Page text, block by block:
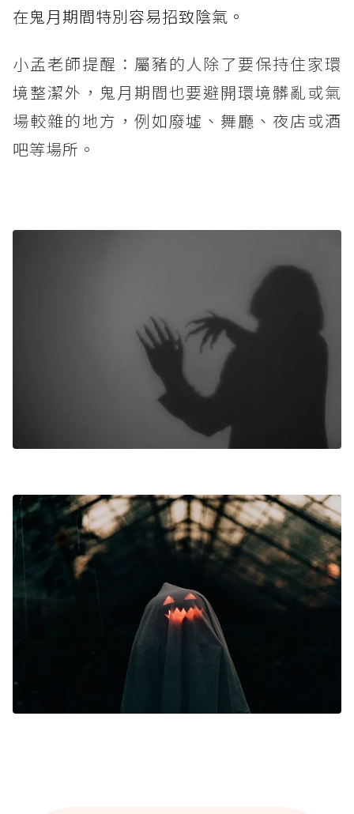
在鬼月期間特別容易招致陰氣。
小孟老師提醒：屬豬的人除了要保持住家環
境整潔外，鬼月期間也要避開環境髒亂或氣
場較雜的地方，例如廢墟、舞廳、夜店或酒
吧等場所。